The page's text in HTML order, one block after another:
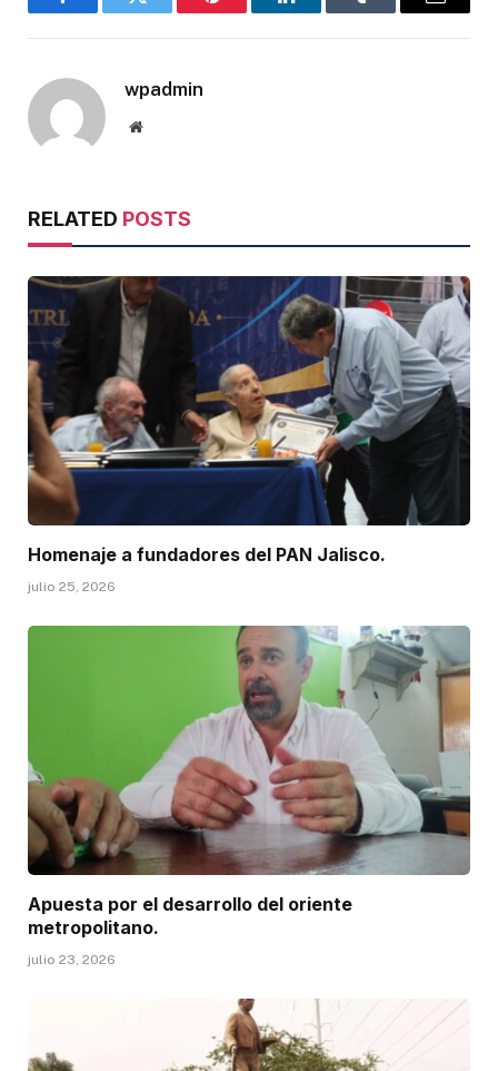
FacebookTwitter Pinterest LinkedInTumblr Email
wpadmin
Website
RELATED POSTS
Homenaje a fundadores del PAN Jalisco.
julio 25, 2026
Apuesta por el desarrollo del oriente
metropolitano.
julio 23, 2026